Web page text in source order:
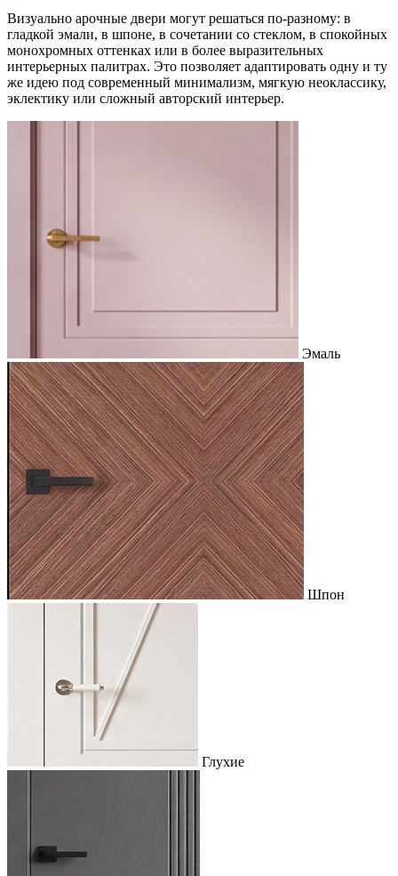
Визуально арочные двери могут решаться по-разному: в
гладкой эмали, в шпоне, в сочетании со стеклом, в спокойных
монохромных оттенках или в более выразительных
интерьерных палитрах. Это позволяет адаптировать одну и ту
же идею под современный минимализм, мягкую неоклассику,
эклектику или сложный авторский интерьер.
Эмаль
Шпон
Глухие